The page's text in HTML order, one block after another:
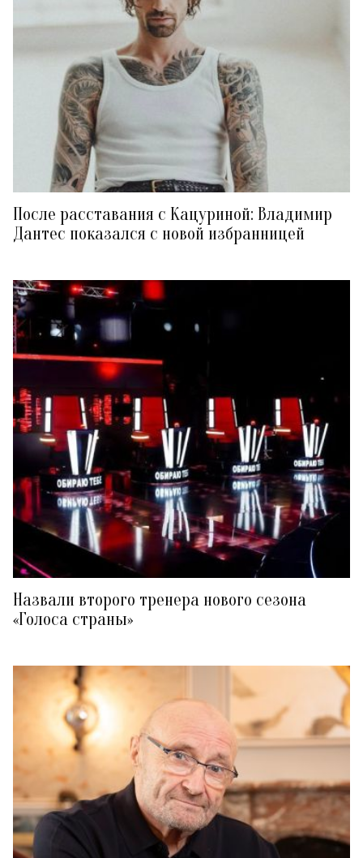
После расставания с Кацуриной: Владимир
Дантес показался с новой избранницей
Назвали второго тренера нового сезона
«Голоса страны»